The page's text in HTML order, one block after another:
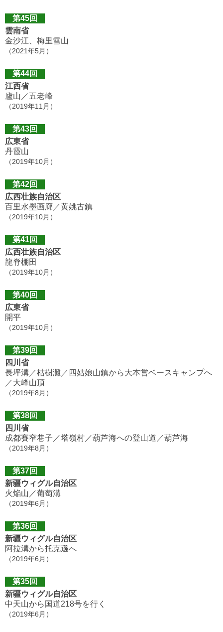
第45回
雲南省
金沙江、梅里雪山
（2021年5月）
第44回
江西省
廬山／五老峰
（2019年11月）
第43回
広東省
丹霞山
（2019年10月）
第42回
広西壮族自治区
百里水墨画廊／黄姚古鎮
（2019年10月）
第41回
広西壮族自治区
龍脊棚田
（2019年10月）
第40回
広東省
開平
（2019年10月）
第39回
四川省
長坪溝／枯樹灘／四姑娘山鎮から大本営ベースキャンプへ
／大峰山頂
（2019年8月）
第38回
四川省
成都賽窄巷子／塔嶺村／葫芦海への登山道／葫芦海
（2019年8月）
第37回
新疆ウィグル自治区
火焔山／葡萄溝
（2019年6月）
第36回
新疆ウィグル自治区
阿拉溝から托克遜へ
（2019年6月）
第35回
新疆ウィグル自治区
中天山から国道218号を行く
（2019年6月）